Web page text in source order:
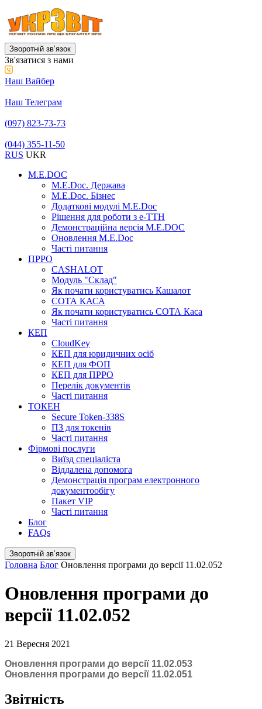
Зворотній звʼязок
Зв'язатися з нами
Наш Вайбер
Наш Телеграм
(097) 823-73-73
(044) 355-11-50
RUS UKR
M.E.DOC
M.E.Doc. Держава
M.E.Doc. Бізнес
Додаткові модулі M.E.Doc
Рішення для роботи з е-ТТН
Демонстраційна версія M.E.DOC
Оновлення M.E.Doc
Часті питання
ПРРО
CASHALOT
Модуль "Склад"
Як почати користуватись Кашалот
СОТА КАСА
Як почати користуватись СОТА Каса
Часті питання
КЕП
CloudKey
КЕП для юридичних осіб
КЕП для ФОП
КЕП для ПРРО
Перелік документів
Часті питання
ТОКЕН
Secure Token-338S
ПЗ для токенів
Часті питання
Фірмові послуги
Виїзд спеціаліста
Віддалена допомога
Демонстрація програм електронного
документообігу
Пакет VIP
Часті питання
Блог
FAQs
Зворотній звʼязок
Головна Блог Оновлення програми до версії 11.02.052
Оновлення програми до
версії 11.02.052
21 Вересня 2021
Оновлення програми до версії 11.02.053
Оновлення програми до версії 11.02.051
Звітність